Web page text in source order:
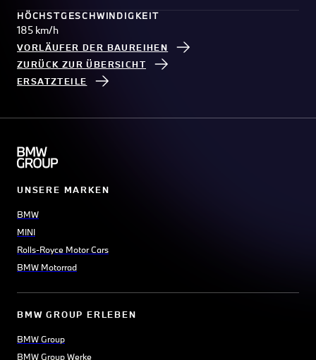
HÖCHSTGESCHWINDIGKEIT
185 km/h
VORLÄUFER DER BAUREIHEN
ZURÜCK ZUR ÜBERSICHT
ERSATZTEILE
UNSERE MARKEN
BMW
MINI
Rolls-Royce Motor Cars
BMW Motorrad
BMW GROUP ERLEBEN
BMW Group
BMW Group Werke